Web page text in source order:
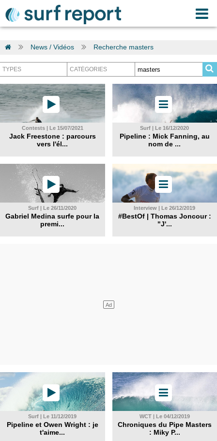
News / Vidéos Recherche masters
Contests | Le 15/07/2021
Jack Freestone : parcours
vers l'él...
Surf | Le 16/12/2020
Pipeline : Mick Fanning, au
nom de ...
Surf | Le 26/11/2020
Gabriel Medina surfe pour la
premi...
Interview | Le 26/12/2019
#BestOf | Thomas Joncour :
"J'...
Surf | Le 11/12/2019
Pipeline et Owen Wright : je
t'aime...
WCT | Le 04/12/2019
Chroniques du Pipe Masters
: Miky P...